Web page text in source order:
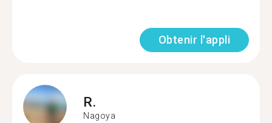
Obtenir l'appli
R.
Nagoya